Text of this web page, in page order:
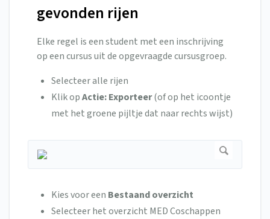
gevonden rijen
Elke regel is een student met een inschrijving
op een cursus uit de opgevraagde cursusgroep.
Selecteer alle rijen
Klik opActie: Exporteer(of op het icoontje
met het groene pijltje dat naar rechts wijst)
Kies voor een Bestaand overzicht
Selecteer het overzicht MED Coschappen